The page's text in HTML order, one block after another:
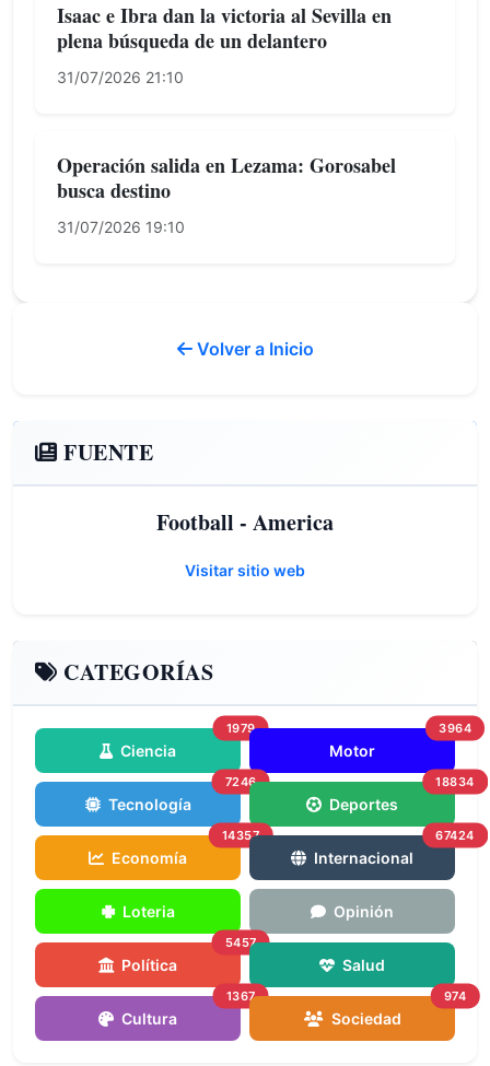
Isaac e Ibra dan la victoria al Sevilla en
plena búsqueda de un delantero
31/07/2026 21:10
Operación salida en Lezama: Gorosabel
busca destino
31/07/2026 19:10
Volver a Inicio
FUENTE
Football - America
Visitar sitio web
CATEGORÍAS
Ciencia
1979
Motor
3964
Tecnología
7246
Deportes
18834
Economía
14357
Internacional
67424
Loteria Opinión
Política
5457
Salud
Cultura
1367
Sociedad
974